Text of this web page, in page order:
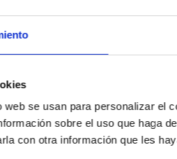
web se usan para personalizar el
sobre el uso que haga
con otra información que les